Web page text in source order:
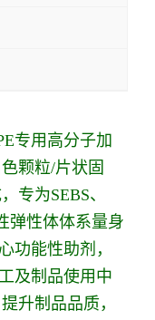
专用高分子加
颗粒/片状固
专为SEBS、
弹性体体系量身
功能性助剂，
及制品使用中
升制品品质，